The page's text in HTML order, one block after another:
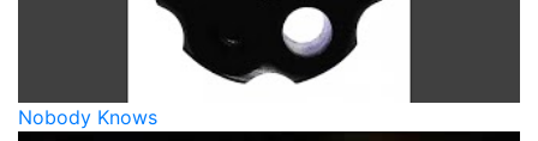
Nobody Knows